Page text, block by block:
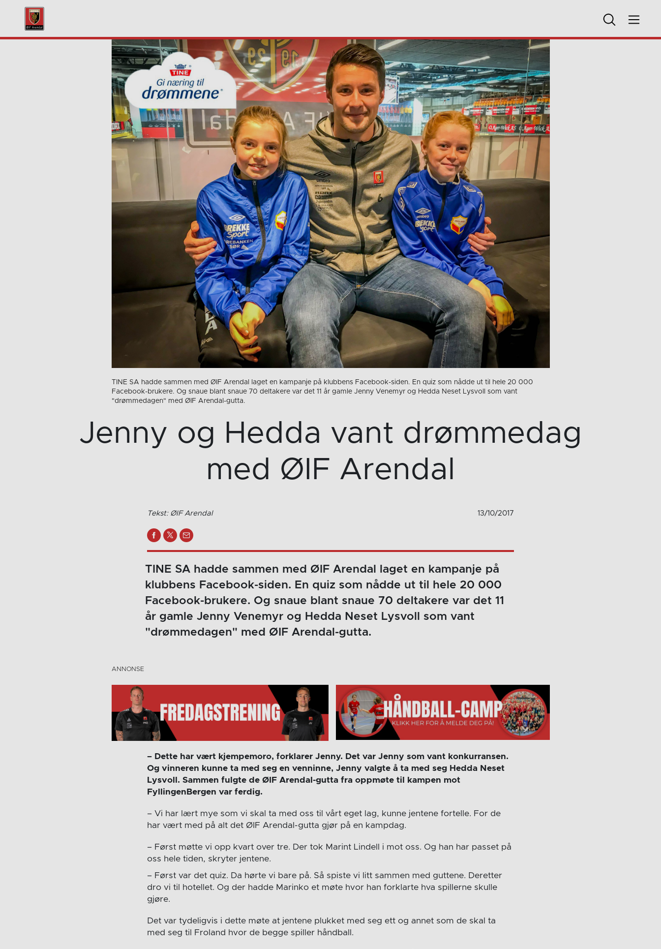
TINE SA hadde sammen med ØIF Arendal laget en kampanje på klubbens Facebook-siden. En quiz som nådde ut til hele 20 000
Facebook-brukere. Og snaue blant snaue 70 deltakere var det 11 år gamle Jenny Venemyr og Hedda Neset Lysvoll som vant
"drømmedagen" med ØIF Arendal-gutta.
Jenny og Hedda vant drømmedag
med ØIF Arendal
Tekst: ØIF Arendal 13/10/2017
TINE SA hadde sammen med ØIF Arendal laget en kampanje på
klubbens Facebook-siden. En quiz som nådde ut til hele 20 000
Facebook-brukere. Og snaue blant snaue 70 deltakere var det 11
år gamle Jenny Venemyr og Hedda Neset Lysvoll som vant
"drømmedagen" med ØIF Arendal-gutta.
– Dette har vært kjempemoro, forklarer Jenny. Det var Jenny som vant konkurransen.
Og vinneren kunne ta med seg en venninne, Jenny valgte å ta med seg Hedda Neset
Lysvoll. Sammen fulgte de ØIF Arendal-gutta fra oppmøte til kampen mot
FyllingenBergen var ferdig.
– Vi har lært mye som vi skal ta med oss til vårt eget lag, kunne jentene fortelle. For de
har vært med på alt det ØIF Arendal-gutta gjør på en kampdag.
– Først møtte vi opp kvart over tre. Der tok Marint Lindell i mot oss. Og han har passet på
oss hele tiden, skryter jentene.
– Først var det quiz. Da hørte vi bare på. Så spiste vi litt sammen med guttene. Deretter
dro vi til hotellet. Og der hadde Marinko et møte hvor han forklarte hva spillerne skulle
gjøre.
Det var tydeligvis i dette møte at jentene plukket med seg ett og annet som de skal ta
med seg til Froland hvor de begge spiller håndball.